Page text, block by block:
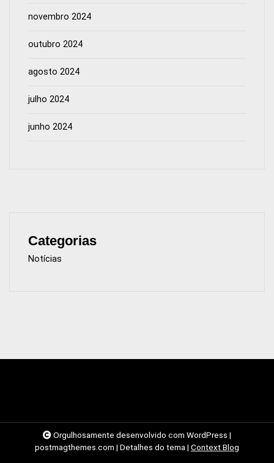
novembro 2024
outubro 2024
agosto 2024
julho 2024
junho 2024
Categorias
Notícias
Orgulhosamente desenvolvido com WordPress |
postmagthemes.com | Detalhes do tema | Context Blog